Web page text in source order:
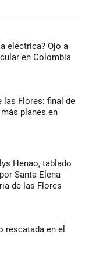
eléctrica? Ojo a
en Colombia
las Flores: final de
planes en
Henao, tablado
Santa Elena
de las Flores
rescatada en el